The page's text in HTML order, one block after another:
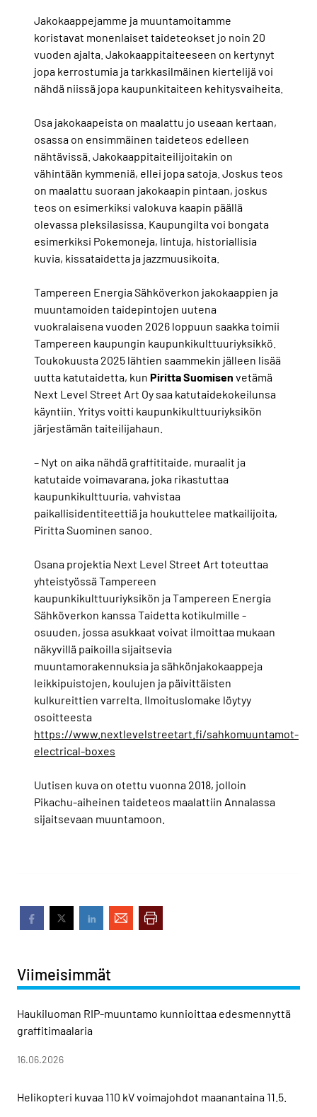
Jakokaappejamme ja muuntamoitamme
koristavat monenlaiset taideteokset jo noin 20
vuoden ajalta. Jakokaappitaiteeseen on kertynyt
jopa kerrostumia ja tarkkasilmäinen kiertelijä voi
nähdä niissä jopa kaupunkitaiteen kehitysvaiheita.
Osa jakokaapeista on maalattu jo useaan kertaan,
osassa on ensimmäinen taideteos edelleen
nähtävissä. Jakokaappitaiteilijoitakin on
vähintään kymmeniä, ellei jopa satoja. Joskus teos
on maalattu suoraan jakokaapin pintaan, joskus
teos on esimerkiksi valokuva kaapin päällä
olevassa pleksilasissa. Kaupungilta voi bongata
esimerkiksi Pokemoneja, lintuja, historiallisia
kuvia, kissataidetta ja jazzmuusikoita.
Tampereen Energia Sähköverkon jakokaappien ja
muuntamoiden taidepintojen uutena
vuokralaisena vuoden 2026 loppuun saakka toimii
Tampereen kaupungin kaupunkikulttuuriyksikkö.
Toukokuusta 2025 lähtien saammekin jälleen lisää
uutta katutaidetta, kun Piritta Suomisen vetämä
Next Level Street Art Oy saa katutaidekokeilunsa
käyntiin. Yritys voitti kaupunkikulttuuriyksikön
järjestämän taiteilijahaun.
– Nyt on aika nähdä graffititaide, muraalit ja
katutaide voimavarana, joka rikastuttaa
kaupunkikulttuuria, vahvistaa
paikallisidentiteettiä ja houkuttelee matkailijoita,
Piritta Suominen sanoo.
Osana projektia Next Level Street Art toteuttaa
yhteistyössä Tampereen
kaupunkikulttuuriyksikön ja Tampereen Energia
Sähköverkon kanssa Taidetta kotikulmille -
osuuden, jossa asukkaat voivat ilmoittaa mukaan
näkyvillä paikoilla sijaitsevia
muuntamorakennuksia ja sähkönjakokaappeja
leikkipuistojen, koulujen ja päivittäisten
kulkureittien varrelta. Ilmoituslomake löytyy
osoitteesta
https://www.nextlevelstreetart.fi/sahkomuuntamot-
electrical-boxes
Uutisen kuva on otettu vuonna 2018, jolloin
Pikachu-aiheinen taideteos maalattiin Annalassa
sijaitsevaan muuntamoon.
Viimeisimmät
Haukiluoman RIP-muuntamo kunnioittaa edesmennyttä
graffitimaalaria
16.06.2026
Helikopteri kuvaa 110 kV voimajohdot maanantaina 11.5.